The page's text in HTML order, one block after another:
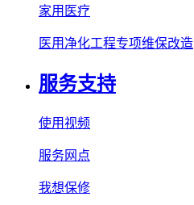
家用医疗
医用净化工程专项维保改造
服务支持
使用视频
服务网点
我想保修